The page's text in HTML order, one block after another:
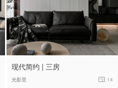
现代简约 | 三房
光影里 14